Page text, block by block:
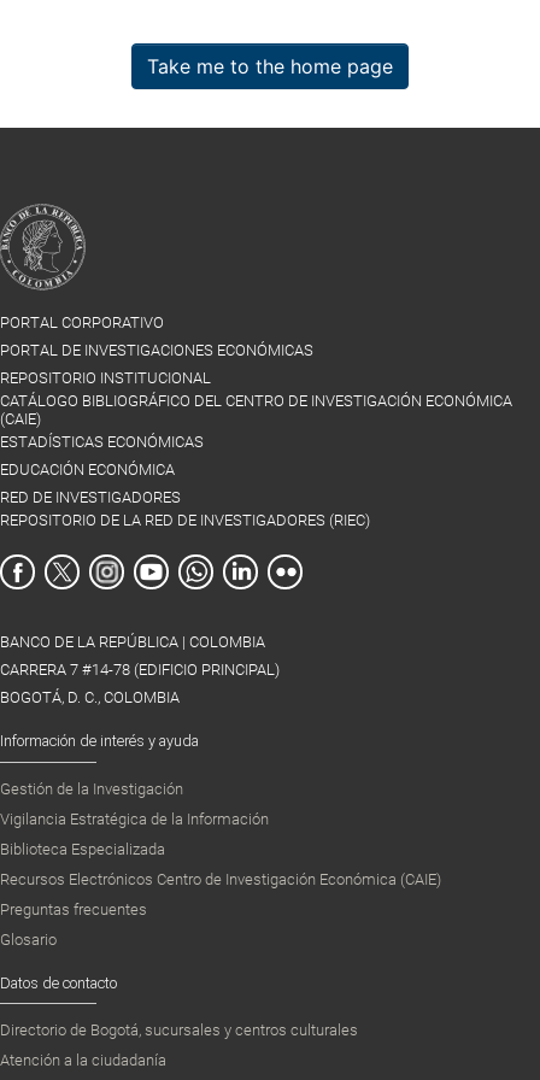
Take me to the home page
PORTAL CORPORATIVO
PORTAL DE INVESTIGACIONES ECONÓMICAS
REPOSITORIO INSTITUCIONAL
CATÁLOGO BIBLIOGRÁFICO DEL CENTRO DE INVESTIGACIÓN ECONÓMICA
(CAIE)
ESTADÍSTICAS ECONÓMICAS
EDUCACIÓN ECONÓMICA
RED DE INVESTIGADORES
REPOSITORIO DE LA RED DE INVESTIGADORES (RIEC)
BANCO DE LA REPÚBLICA | COLOMBIA
CARRERA 7 #14-78 (EDIFICIO PRINCIPAL)
BOGOTÁ, D. C., COLOMBIA
Información de interés y ayuda
Gestión de la Investigación
Vigilancia Estratégica de la Información
Biblioteca Especializada
Recursos Electrónicos Centro de Investigación Económica (CAIE)
Preguntas frecuentes
Glosario
Datos de contacto
Directorio de Bogotá, sucursales y centros culturales
Atención a la ciudadanía